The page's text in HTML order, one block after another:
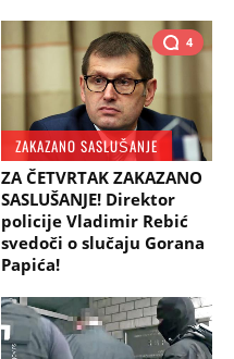
4
ZAKAZANO SASLUŠANJE
ZA ČETVRTAK ZAKAZANO
SASLUŠANJE! Direktor
policije Vladimir Rebić
svedoči o slučaju Gorana
Papića!